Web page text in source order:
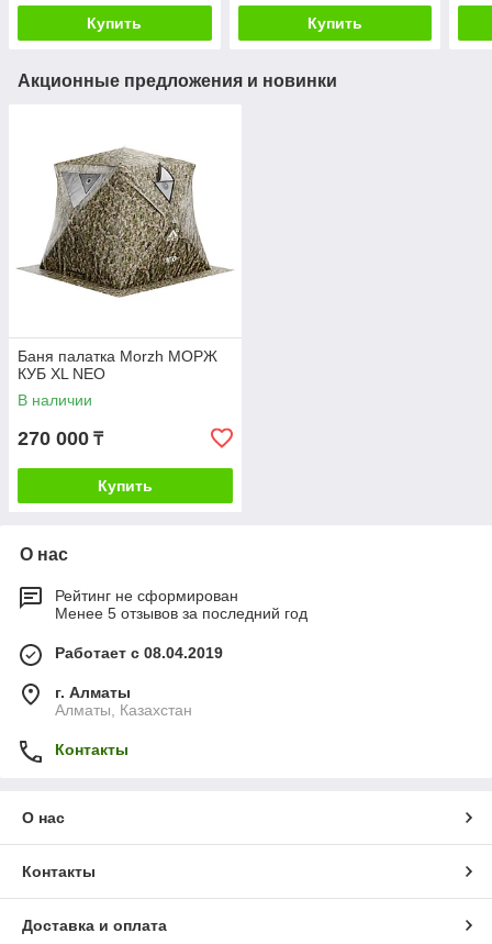
Купить Купить
Акционные предложения и новинки
Баня палатка Morzh МОРЖ
КУБ XL NEO
В наличии
270 000 ₸
Купить
О нас
Рейтинг не сформирован
Менее 5 отзывов за последний год
Работает с 08.04.2019
г. Алматы
Алматы, Казахстан
Контакты
О нас
Контакты
Доставка и оплата